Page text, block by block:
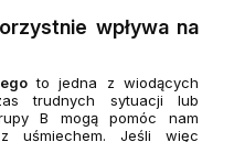
wpływa na
to jedna z wiodących
trudnych sytuacji lub
B mogą pomóc nam
uśmiechem. Jeśli więc